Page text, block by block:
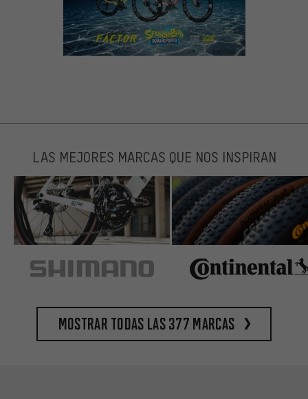
LAS MEJORES MARCAS QUE NOS INSPIRAN
Mostrar todas las 377 marcas